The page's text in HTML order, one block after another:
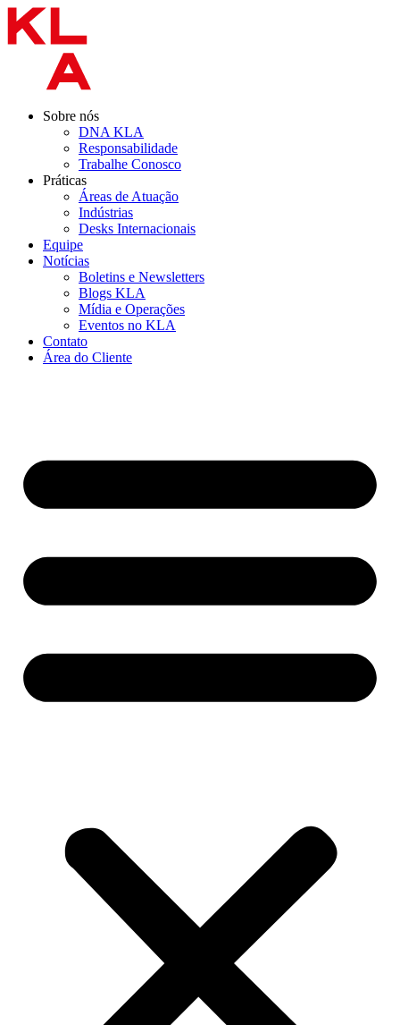
para
o
conteúdo
Sobre nós
DNA KLA
Responsabilidade
Trabalhe Conosco
Práticas
Áreas de Atuação
Indústrias
Desks Internacionais
Equipe
Notícias
Boletins e Newsletters
Blogs KLA
Mídia e Operações
Eventos no KLA
Contato
Área do Cliente